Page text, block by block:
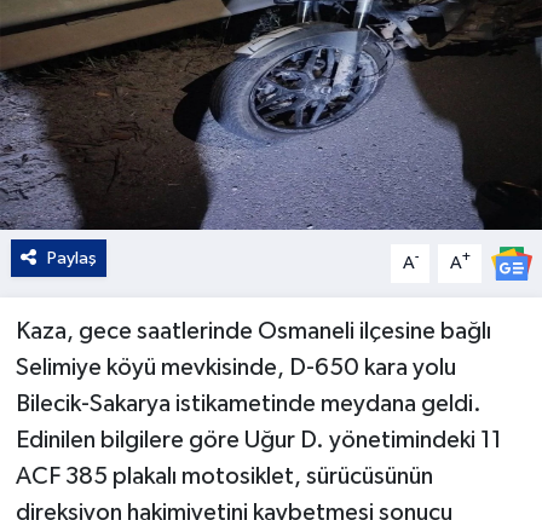
Paylaş A- A+
Kaza, gece saatlerinde Osmaneli ilçesine bağlı
Selimiye köyü mevkisinde, D-650 kara yolu
Bilecik-Sakarya istikametinde meydana geldi.
Edinilen bilgilere göre Uğur D. yönetimindeki 11
ACF 385 plakalı motosiklet, sürücüsünün
direksiyon hakimiyetini kaybetmesi sonucu